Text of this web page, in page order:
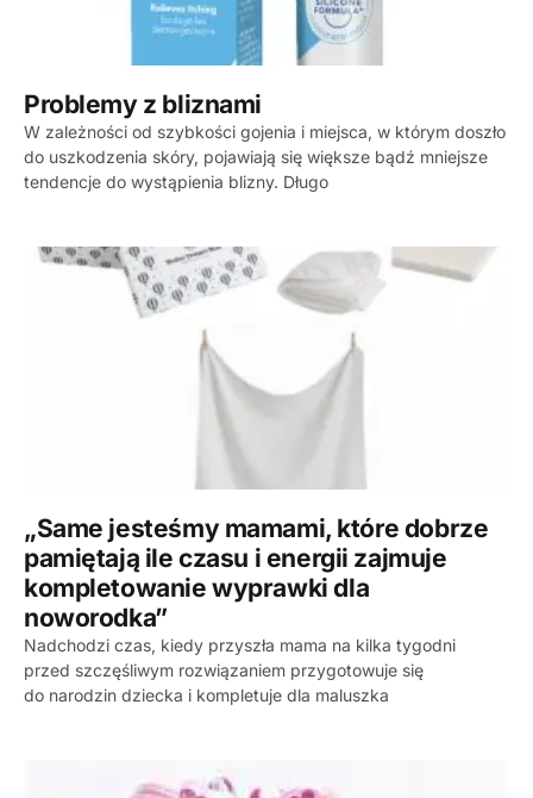
Problemy z bliznami
W zależności od szybkości gojenia i miejsca, w którym doszło
do uszkodzenia skóry, pojawiają się większe bądź mniejsze
tendencje do wystąpienia blizny. Długo
„Same jesteśmy mamami, które dobrze
pamiętają ile czasu i energii zajmuje
kompletowanie wyprawki dla
noworodka”
Nadchodzi czas, kiedy przyszła mama na kilka tygodni
przed szczęśliwym rozwiązaniem przygotowuje się
do narodzin dziecka i kompletuje dla maluszka